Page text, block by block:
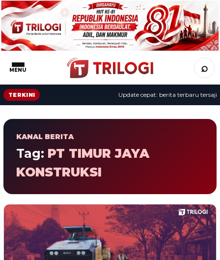
MENU ⌕
TERKINI Update cepat: berita terbaru tersaji
KANAL BERITA
Tag: PT TIMUR JAYA
KONSTRUKSI